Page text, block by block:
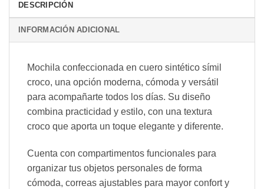
DESCRIPCIÓN
INFORMACIÓN ADICIONAL
Mochila confeccionada en cuero sintético símil
croco, una opción moderna, cómoda y versátil
para acompañarte todos los días. Su diseño
combina practicidad y estilo, con una textura
croco que aporta un toque elegante y diferente.
Cuenta con compartimentos funcionales para
organizar tus objetos personales de forma
cómoda, correas ajustables para mayor confort y